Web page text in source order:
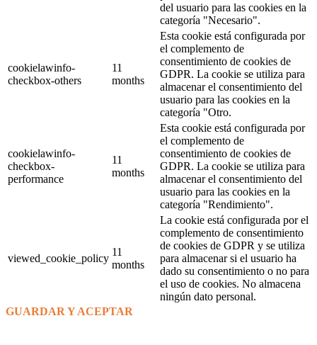
del usuario para las cookies en la
categoría "Necesario".
cookielawinfo-
checkbox-others
11
months
Esta cookie está configurada por
el complemento de
consentimiento de cookies de
GDPR. La cookie se utiliza para
almacenar el consentimiento del
usuario para las cookies en la
categoría "Otro.
cookielawinfo-
checkbox-
performance
11
months
Esta cookie está configurada por
el complemento de
consentimiento de cookies de
GDPR. La cookie se utiliza para
almacenar el consentimiento del
usuario para las cookies en la
categoría "Rendimiento".
viewed_cookie_policy
11
months
La cookie está configurada por el
complemento de consentimiento
de cookies de GDPR y se utiliza
para almacenar si el usuario ha
dado su consentimiento o no para
el uso de cookies. No almacena
ningún dato personal.
GUARDAR Y ACEPTAR